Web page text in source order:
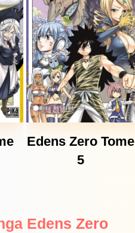
Edens Zero Tome
5
Edens Zero